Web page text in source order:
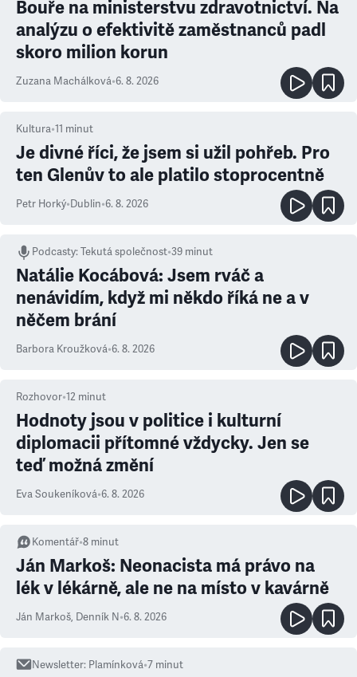
Bouře na ministerstvu zdravotnictví. Na
analýzu o efektivitě zaměstnanců padl
skoro milion korun
Zuzana Machálková•6. 8. 2026
Kultura•11 minut
Je divné říci, že jsem si užil pohřeb. Pro
ten Glenův to ale platilo stoprocentně
Petr Horký•Dublin•6. 8. 2026
Podcasty:Tekutá společnost•39 minut
Natálie Kocábová: Jsem rváč a
nenávidím, když mi někdo říká ne a v
něčem brání
Barbora Kroužková•6. 8. 2026
Rozhovor•12 minut
Hodnoty jsou v politice i kulturní
diplomacii přítomné vždycky. Jen se
teď možná změní
Eva Soukeníková•6. 8. 2026
Komentář•8 minut
Ján Markoš: Neonacista má právo na
lék v lékárně, ale ne na místo v kavárně
Ján Markoš, Denník N•6. 8. 2026
Newsletter: Plamínková•7 minut